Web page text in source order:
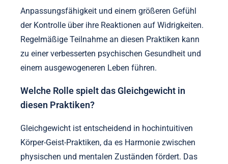
Anpassungsfähigkeit und einem größeren Gefühl
der Kontrolle über ihre Reaktionen auf Widrigkeiten.
Regelmäßige Teilnahme an diesen Praktiken kann
zu einer verbesserten psychischen Gesundheit und
einem ausgewogeneren Leben führen.
Welche Rolle spielt das Gleichgewicht in
diesen Praktiken?
Gleichgewicht ist entscheidend in hochintuitiven
Körper-Geist-Praktiken, da es Harmonie zwischen
physischen und mentalen Zuständen fördert. Das